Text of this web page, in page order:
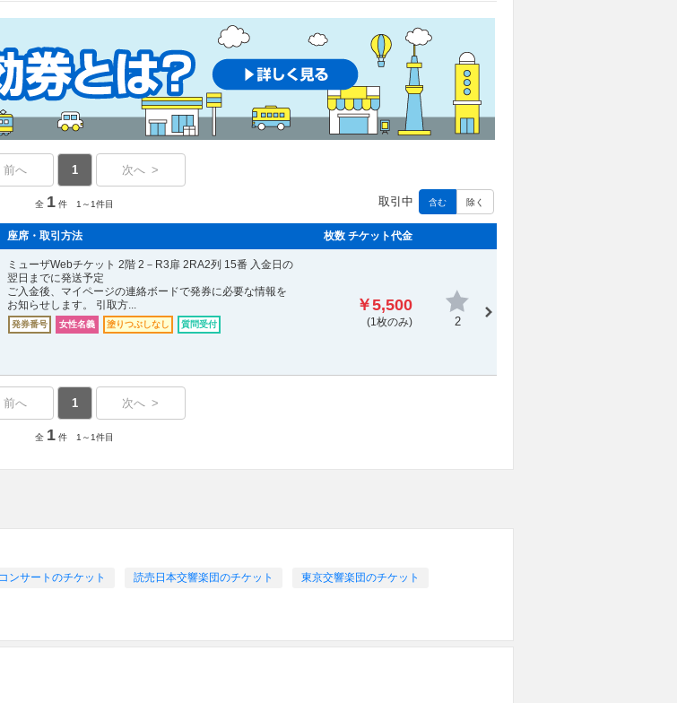
取引中 含む 除く
へ 1 次へ >
全 1 件 1～1件目
座席・取引方法 枚数 チケット代金
ミューザWebチケット 2階 2－R3扉 2RA2列 15番 入金日の
翌日までに発送予定
ご入金後、マイページの連絡ボードで発券に必要な情報を
お知らせします。 引取方...
発券番号 女性名義 塗りつぶしなし 質問受付
￥5,500
(1枚のみ) 2
へ 1 次へ >
全 1 件 1～1件目
ンサートのチケット 読売日本交響楽団のチケット 東京交響楽団のチケット